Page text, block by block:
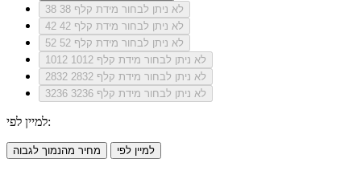
38
לא ניתן לבחור מידת קלף 38
42
לא ניתן לבחור מידת קלף 42
52
לא ניתן לבחור מידת קלף 52
1012
לא ניתן לבחור מידת קלף 1012
2832
לא ניתן לבחור מידת קלף 2832
3236
לא ניתן לבחור מידת קלף 3236
למיין לפי:
מחיר מהנמוך לגבוה למיין לפי